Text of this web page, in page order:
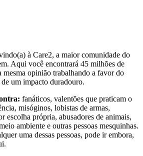
à Care2, a maior comunidade do
Aqui você encontrará 45 milhões de
mesma opinião trabalhando a favor do
um impacto duradouro.
fanáticos, valentões que praticam o
misóginos, lobistas de armas,
escolha própria, abusadores de animais,
ambiente e outras pessoas mesquinhas.
uma dessas pessoas, pode ir embora,